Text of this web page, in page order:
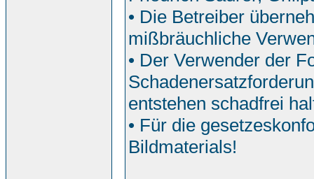
• Die Betreiber
mißbräuchliche
• Der Verwender der
entstehen schadfrei
• Für die
Bildmaterials!